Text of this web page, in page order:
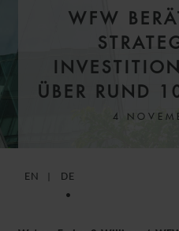
WFW
ÜBER RUND
4
EN DE